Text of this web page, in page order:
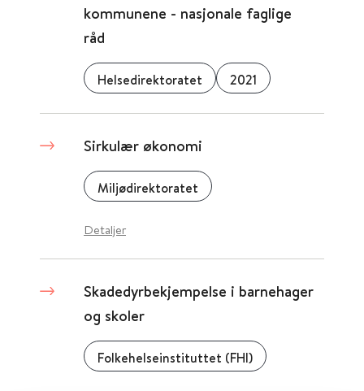
kommunene - nasjonale faglige
råd
Helsedirektoratet 2021
Sirkulær økonomi
Miljødirektoratet
Detaljer
Skadedyrbekjempelse i barnehager
og skoler
Folkehelseinstituttet (FHI)